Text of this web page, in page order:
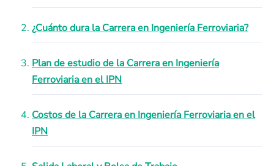
¿Cuánto dura la Carrera en Ingeniería Ferroviaria?
Plan de estudio de la Carrera en Ingeniería
Ferroviaria en el IPN
Costos de la Carrera en Ingeniería Ferroviaria en el
IPN